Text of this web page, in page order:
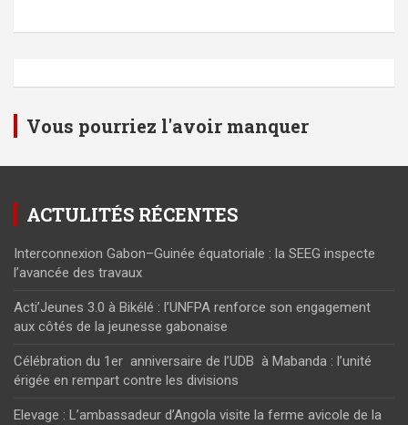
Vous pourriez l'avoir manquer
ACTULITÉS RÉCENTES
Interconnexion Gabon–Guinée équatoriale : la SEEG inspecte
l’avancée des travaux
Acti’Jeunes 3.0 à Bikélé : l’UNFPA renforce son engagement
aux côtés de la jeunesse gabonaise
Célébration du 1er anniversaire de l’UDB à Mabanda : l’unité
érigée en rempart contre les divisions
Elevage : L’ambassadeur d’Angola visite la ferme avicole de la